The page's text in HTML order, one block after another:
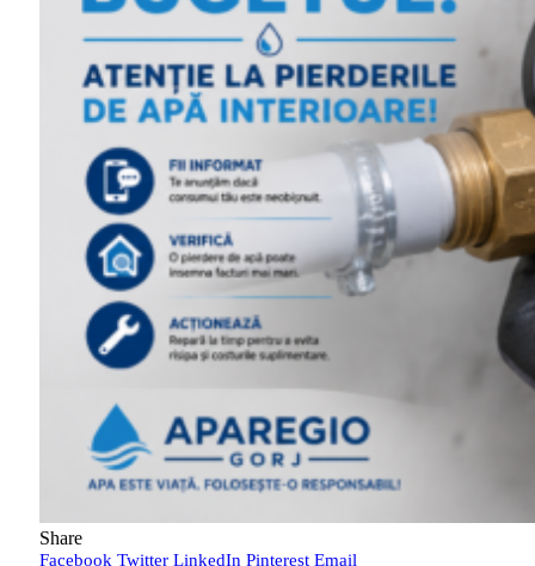
Share
Facebook Twitter LinkedIn Pinterest Email